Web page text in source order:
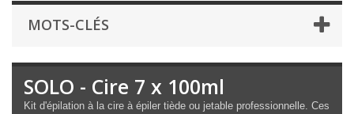
MOTS-CLÉS
SOLO - Cire 7 x 100ml
Kit d'épilation à la cire à épiler tiède ou jetable professionnelle. Ces